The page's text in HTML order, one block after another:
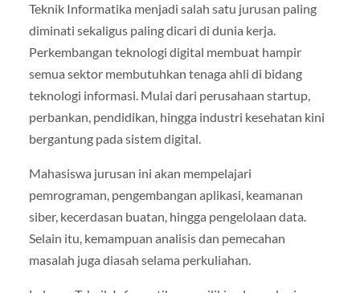
Teknik Informatika menjadi salah satu jurusan paling
diminati sekaligus paling dicari di dunia kerja.
Perkembangan teknologi digital membuat hampir
semua sektor membutuhkan tenaga ahli di bidang
teknologi informasi. Mulai dari perusahaan startup,
perbankan, pendidikan, hingga industri kesehatan kini
bergantung pada sistem digital.
Mahasiswa jurusan ini akan mempelajari
pemrograman, pengembangan aplikasi, keamanan
siber, kecerdasan buatan, hingga pengelolaan data.
Selain itu, kemampuan analisis dan pemecahan
masalah juga diasah selama perkuliahan.